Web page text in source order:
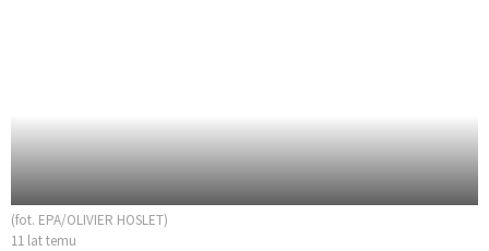
(fot. EPA/OLIVIER HOSLET)
11 lat temu